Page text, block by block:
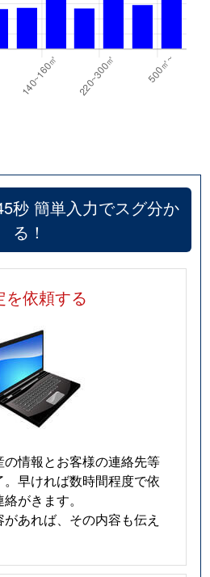
秒 簡単入力でスグ分か
る！
を依頼する
情報とお客様の連絡先等
早ければ数時間程度で依
がきます。
あれば、その内容も伝え